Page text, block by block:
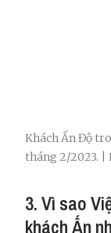
Khách Ấn Độ
tháng 2/2023. |
3. Vì sao
khách Ấn